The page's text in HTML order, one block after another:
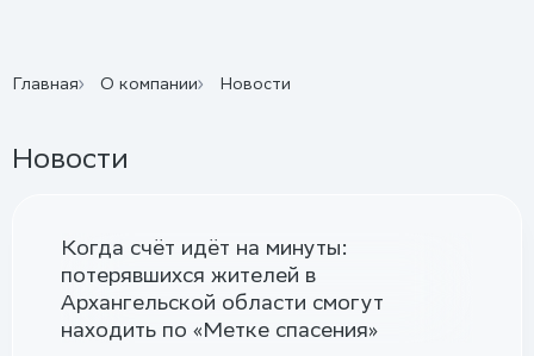
Главная О компании Новости
Новости
Когда счёт идёт на минуты:
потерявшихся жителей в
Архангельской области смогут
находить по «Метке спасения»